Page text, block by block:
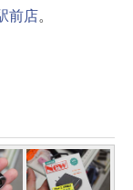
前店。